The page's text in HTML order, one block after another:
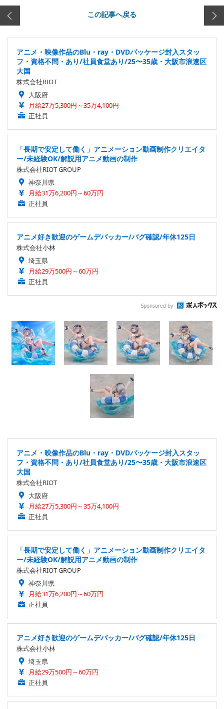
この記事へ戻る
アニメ・映像作品のBlu・ray・DVDパッケージ封入スタッ
フ・資格不問・あり/社員食堂あり/25〜35歳・大阪市浪速区
大国
株式会社RIOT
大阪府
月給27万5,300円～35万4,100円
正社員
「長期で安定して働く」アニメーション動画制作クリエイタ
ー/未経験OK/解説用アニメ動画の制作
株式会社RIOT GROUP
神奈川県
月給31万6,200円～60万円
正社員
アニメ好き歓迎のゲームデバッカー/バグ確認/年休125日
株式会社小林
埼玉県
月給29万500円～60万円
正社員
Sponsored by
アニメ・映像作品のBlu・ray・DVDパッケージ封入スタッ
フ・資格不問・あり/社員食堂あり/25〜35歳・大阪市浪速区
大国
株式会社RIOT
大阪府
月給27万5,300円～35万4,100円
正社員
「長期で安定して働く」アニメーション動画制作クリエイタ
ー/未経験OK/解説用アニメ動画の制作
株式会社RIOT GROUP
神奈川県
月給31万6,200円～60万円
正社員
アニメ好き歓迎のゲームデバッカー/バグ確認/年休125日
株式会社小林
埼玉県
月給29万500円～60万円
正社員